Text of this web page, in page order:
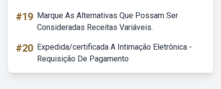
#19 Marque As Alternativas Que Possam Ser
Consideradas Receitas Variáveis.
#20 Expedida/certificada A Intimação Eletrônica -
Requisição De Pagamento